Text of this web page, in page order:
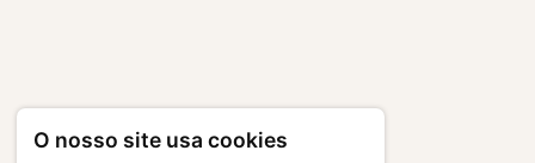
O nosso site usa cookies